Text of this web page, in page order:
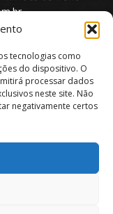
tecnologias como
do dispositivo. O
processar dados
neste site. Não
negativamente certos
lidos de Brasília/DF. |